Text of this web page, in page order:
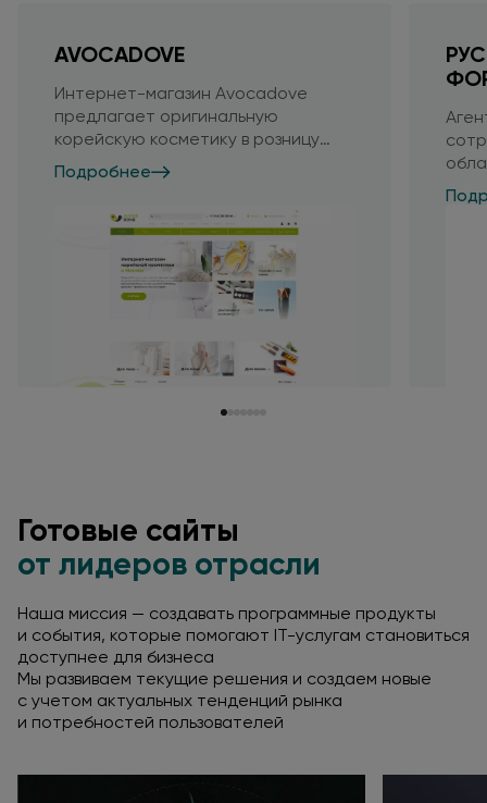
AVOCADOVE
Интернет-магазин Avocadove
предлагает оригинальную
корейскую косметику в розницу
по оптовым
ценам
Подробнее
Готовые сайты
от лидеров отрасли
Наша миссия — создавать программные продукты
и события, которые помогают IT-услугам становиться
доступнее для бизнеса
Мы развиваем текущие решения и создаем новые
с учетом актуальных тенденций рынка
и потребностей пользователей